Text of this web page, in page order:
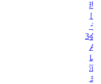
理
し
う
3会
ん
レ
演
ま